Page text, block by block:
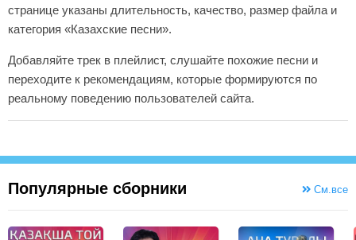
странице указаны длительность, качество, размер файла и
категория «Казахские песни».
Добавляйте трек в плейлист, слушайте похожие песни и
переходите к рекомендациям, которые формируются по
реальному поведению пользователей сайта.
Популярные сборники См.все